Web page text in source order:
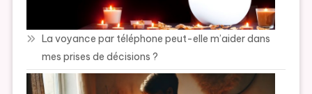
La voyance par téléphone peut-elle m’aider dans
mes prises de décisions ?